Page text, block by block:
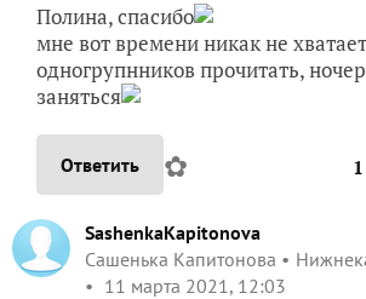
Полина, спасибо
мне вот времени никак не
одногрупнников прочитать,
заняться
Ответить ✿ 1
SashenkaKapitonova
Сашенька Капитонова
11 марта 2021, 12:03